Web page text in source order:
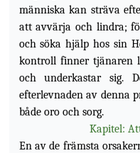
människa kan sträva
att avvärja och lindra;
och söka hjälp hos sin
kontroll finner tjänaren
och underkastar sig.
efterlevnaden av denna
både oro och sorg.
Kapitel:
En av de främsta